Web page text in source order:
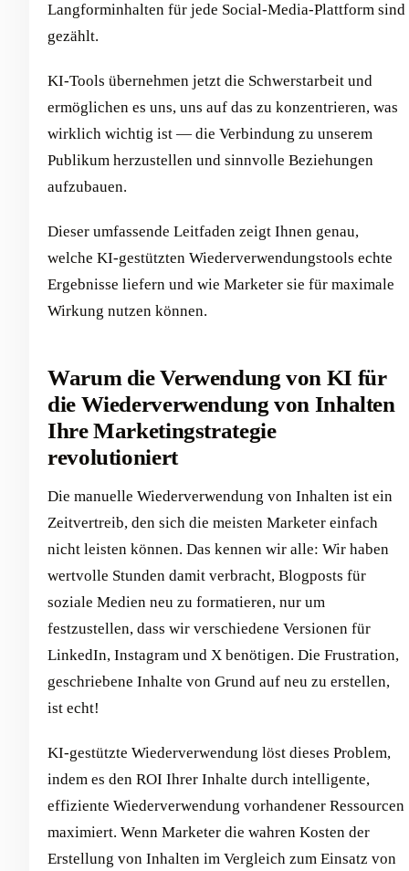
Langforminhalten für jede Social-Media-Plattform sind
gezählt.
KI-Tools übernehmen jetzt die Schwerstarbeit und
ermöglichen es uns, uns auf das zu konzentrieren, was
wirklich wichtig ist — die Verbindung zu unserem
Publikum herzustellen und sinnvolle Beziehungen
aufzubauen.
Dieser umfassende Leitfaden zeigt Ihnen genau,
welche KI-gestützten Wiederverwendungstools echte
Ergebnisse liefern und wie Marketer sie für maximale
Wirkung nutzen können.
Warum die Verwendung von KI für
die Wiederverwendung von Inhalten
Ihre Marketingstrategie
revolutioniert
Die manuelle Wiederverwendung von Inhalten ist ein
Zeitvertreib, den sich die meisten Marketer einfach
nicht leisten können. Das kennen wir alle: Wir haben
wertvolle Stunden damit verbracht, Blogposts für
soziale Medien neu zu formatieren, nur um
festzustellen, dass wir verschiedene Versionen für
LinkedIn, Instagram und X benötigen. Die Frustration,
geschriebene Inhalte von Grund auf neu zu erstellen,
ist echt!
KI-gestützte Wiederverwendung löst dieses Problem,
indem es den ROI Ihrer Inhalte durch intelligente,
effiziente Wiederverwendung vorhandener Ressourcen
maximiert. Wenn Marketer die wahren Kosten der
Erstellung von Inhalten im Vergleich zum Einsatz von